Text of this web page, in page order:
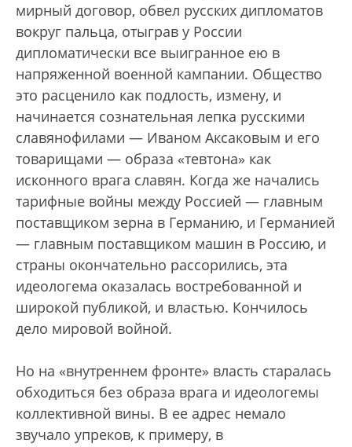
мирный договор, обвел русских дипломатов
вокруг пальца, отыграв у России
дипломатически все выигранное ею в
напряженной военной кампании. Общество
это расценило как подлость, измену, и
начинается сознательная лепка русскими
славянофилами — Иваном Аксаковым и его
товарищами — образа «тевтона» как
исконного врага славян. Когда же начались
тарифные войны между Россией — главным
поставщиком зерна в Германию, и Германией
— главным поставщиком машин в Россию, и
страны окончательно рассорились, эта
идеологема оказалась востребованной и
широкой публикой, и властью. Кончилось
дело мировой войной.
Но на «внутреннем фронте» власть старалась
обходиться без образа врага и идеологемы
коллективной вины. В ее адрес немало
звучало упреков, к примеру, в